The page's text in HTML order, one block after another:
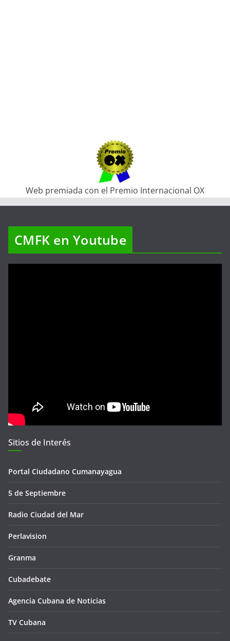
Web premiada con el Premio Internacional OX
CMFK en Youtube
Sitios de Interés
Portal Ciudadano Cumanayagua
5 de Septiembre
Radio Ciudad del Mar
Perlavision
Granma
Cubadebate
Agencia Cubana de Noticias
TV Cubana